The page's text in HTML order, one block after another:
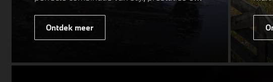
of elegante look, onze winterwielen zijn
uitdagende weersomstandigheden.
Ontdek meer
u
juist